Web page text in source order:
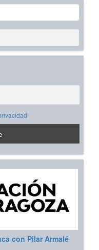
con Pilar Armalé